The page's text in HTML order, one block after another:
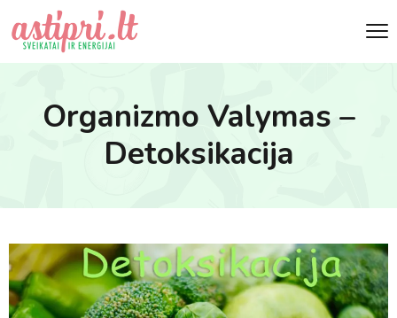
Organizmo Valymas –
Detoksikacija